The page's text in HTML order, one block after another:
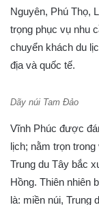
Nguyên, Phú Thọ,
trọng phục vụ nhu
chuyển khách du
địa và quốc tế.
Dãy núi Tam Đảo
Vĩnh Phúc được
lịch; nằm trọn
Trung du Tây bắc
Hồng. Thiên nhiên
là: miền núi, Trung